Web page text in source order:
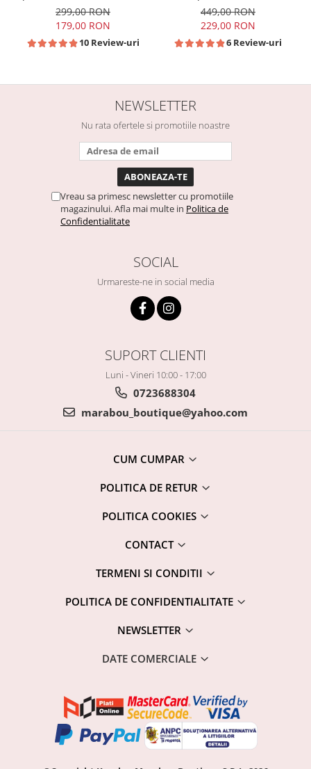
si accesoriu la alegere
299,00 RON
179,00 RON
10 Review-uri
bentita detasabila la
alegere
449,00 RON
229,00 RON
6 Review-uri
NEWSLETTER
Nu rata ofertele si promotiile noastre
Vreau sa primesc newsletter cu promotiile
magazinului. Afla mai multe in Politica de
Confidentialitate
SOCIAL
Urmareste-ne in social media
SUPORT CLIENTI
Luni - Vineri 10:00 - 17:00
0723688304
marabou_boutique@yahoo.com
CUM CUMPAR
POLITICA DE RETUR
POLITICA COOKIES
CONTACT
TERMENI SI CONDITII
POLITICA DE CONFIDENTIALITATE
NEWSLETTER
DATE COMERCIALE